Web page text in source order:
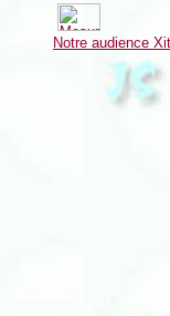
Notre audience